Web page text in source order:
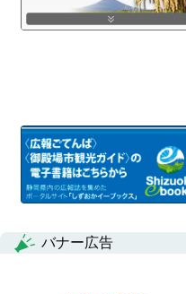
バナー広告